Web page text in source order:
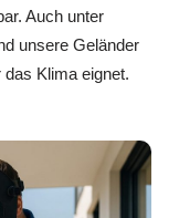
Auch unter
unsere Geländer
Klima eignet.